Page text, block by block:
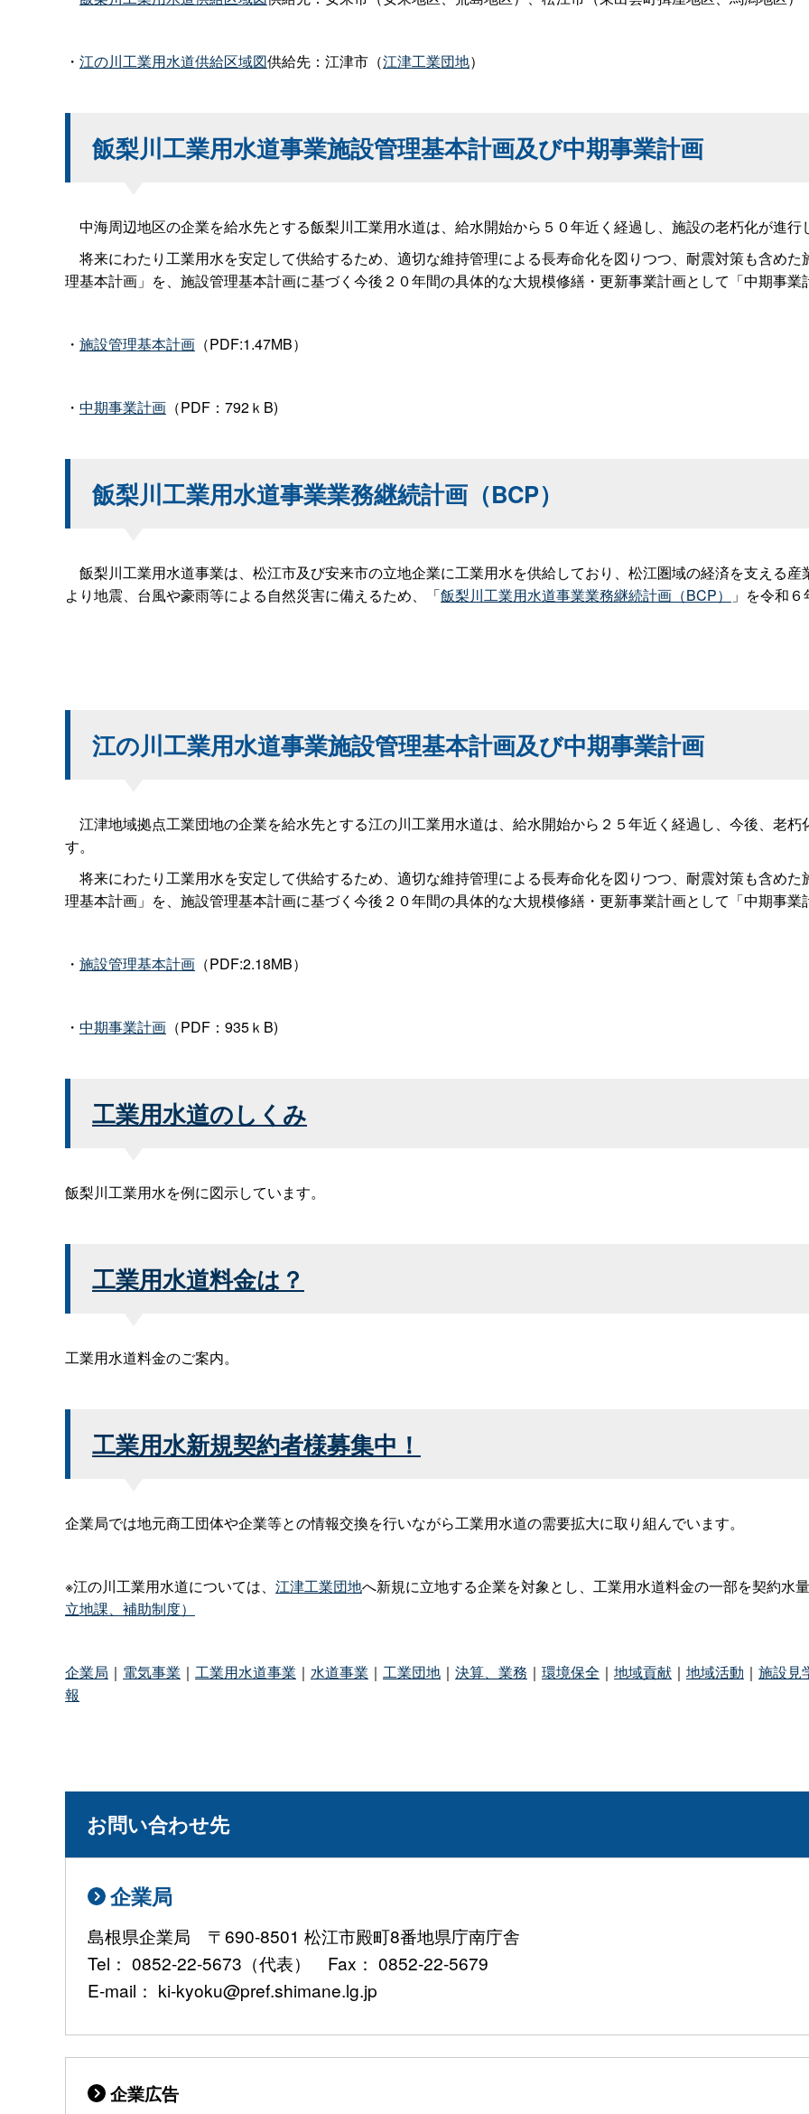
・ 江の川工業用水道供給区域図供給先：江津市（江津工業団地）
飯梨川工業用水道事業施設管理基本計画及び中期事業計画
中海周辺地区の企業を給水先とする飯梨川工業用水道は、給水開始から５０年近く経過し、施設の老朽化が進行
将来にわたり工業用水を安定して供給するため、適切な維持管理による長寿命化を図りつつ、耐震対策も含め
理基本計画」を、施設管理基本計画に基づく今後２０年間の具体的な大規模修繕・更新事業計画として「中期事業
・ 施設管理基本計画 （PDF:1.47MB）
・ 中期事業計画 （PDF：792ｋB)
飯梨川工業用水道事業業務継続計画（BCP）
飯梨川工業用水道事業は、松江市及び安来市の立地企業に工業用水を供給しており、松江圏域の経済を支える
より地震、台風や豪雨等による自然災害に備えるため、「飯梨川工業用水道事業業務継続計画（BCP） 」を令和６
江の川工業用水道事業施設管理基本計画及び中期事業計画
江津地域拠点工業団地の企業を給水先とする江の川工業用水道は、給水開始から２５年近く経過し、今後、老
す。
将来にわたり工業用水を安定して供給するため、適切な維持管理による長寿命化を図りつつ、耐震対策も含め
理基本計画」を、施設管理基本計画に基づく今後２０年間の具体的な大規模修繕・更新事業計画として「中期事業
・ 施設管理基本計画 （PDF:2.18MB）
・ 中期事業計画 （PDF：935ｋB)
工業用水道のしくみ
飯梨川工業用水を例に図示しています。
工業用水道料金は？
工業用水道料金のご案内。
工業用水新規契約者様募集中！
企業局では地元商工団体や企業等との情報交換を行いながら工業用水道の需要拡大に取り組んでいます。
※江の川工業用水道については、 江津工業団地へ新規に立地する企業を対象とし、工業用水道料金の一部を契約水
立地課、補助制度）
企業局 ｜ 電気事業 ｜ 工業用水道事業 ｜ 水道事業 ｜ 工業団地 ｜ 決算、業務 ｜ 環境保全 ｜ 地域貢献 ｜ 地域活動 ｜ 施設見
報
お問い合わせ先
企業局
島根県企業局 〒690-8501 松江市殿町8番地県庁南庁舎
Tel： 0852-22-5673（代表） Fax： 0852-22-5679
E-mail： ki-kyoku@pref.shimane.lg.jp
企業広告